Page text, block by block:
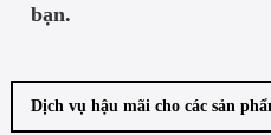
bạn.
Dịch vụ hậu mãi cho các sản